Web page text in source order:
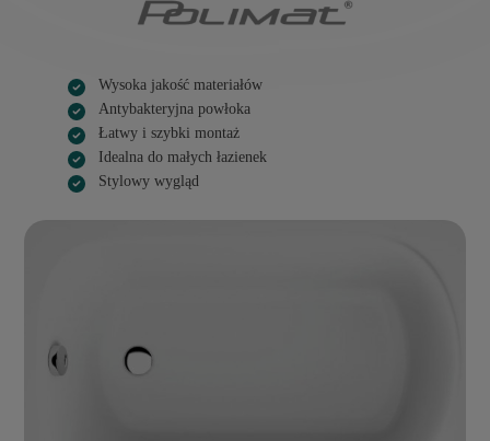
Wysoka jakość materiałów
Antybakteryjna powłoka
Łatwy i szybki montaż
Idealna do małych łazienek
Stylowy wygląd